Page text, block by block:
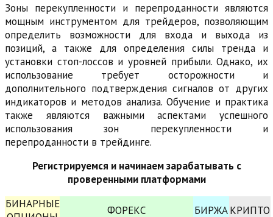
Зоны перекупленности и перепроданности являются
мощным инструментом для трейдеров, позволяющим
определить возможности для входа и выхода из
позиций, а также для определения силы тренда и
установки стоп-лоссов и уровней прибыли. Однако, их
использование требует осторожности и
дополнительного подтверждения сигналов от других
индикаторов и методов анализа. Обучение и практика
также являются важными аспектами успешного
использования зон перекупленности и
перепроданности в трейдинге.
Регистрируемся и начинаем зарабатывать с
проверенными платформами
БИНАРНЫЕ
ФОРЕКС БИРЖАКРИПТО